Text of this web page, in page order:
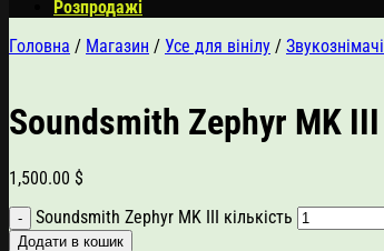
Розпродажі
Головна / Магазин / Усе для вінілу / Звукознімачі
Soundsmith Zephyr MK III
1,500.00 $
Soundsmith Zephyr MK III кількість
Додати в кошик